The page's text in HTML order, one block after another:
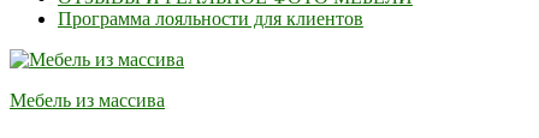
Программа лояльности для клиентов
Мебель из массива